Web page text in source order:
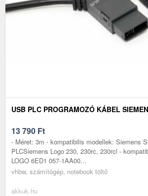
USB PLC PROGRAMOZÓ KÁBEL
13 790 Ft
- Méret: 3m - kompatibilis modellek: Siemens
PLCSiemens Logo 230, 230rc, 230rcl -
LOGO 6ED1 057-1AA00...
vhbw, számítógép, notebook töltő
akkuk.hu